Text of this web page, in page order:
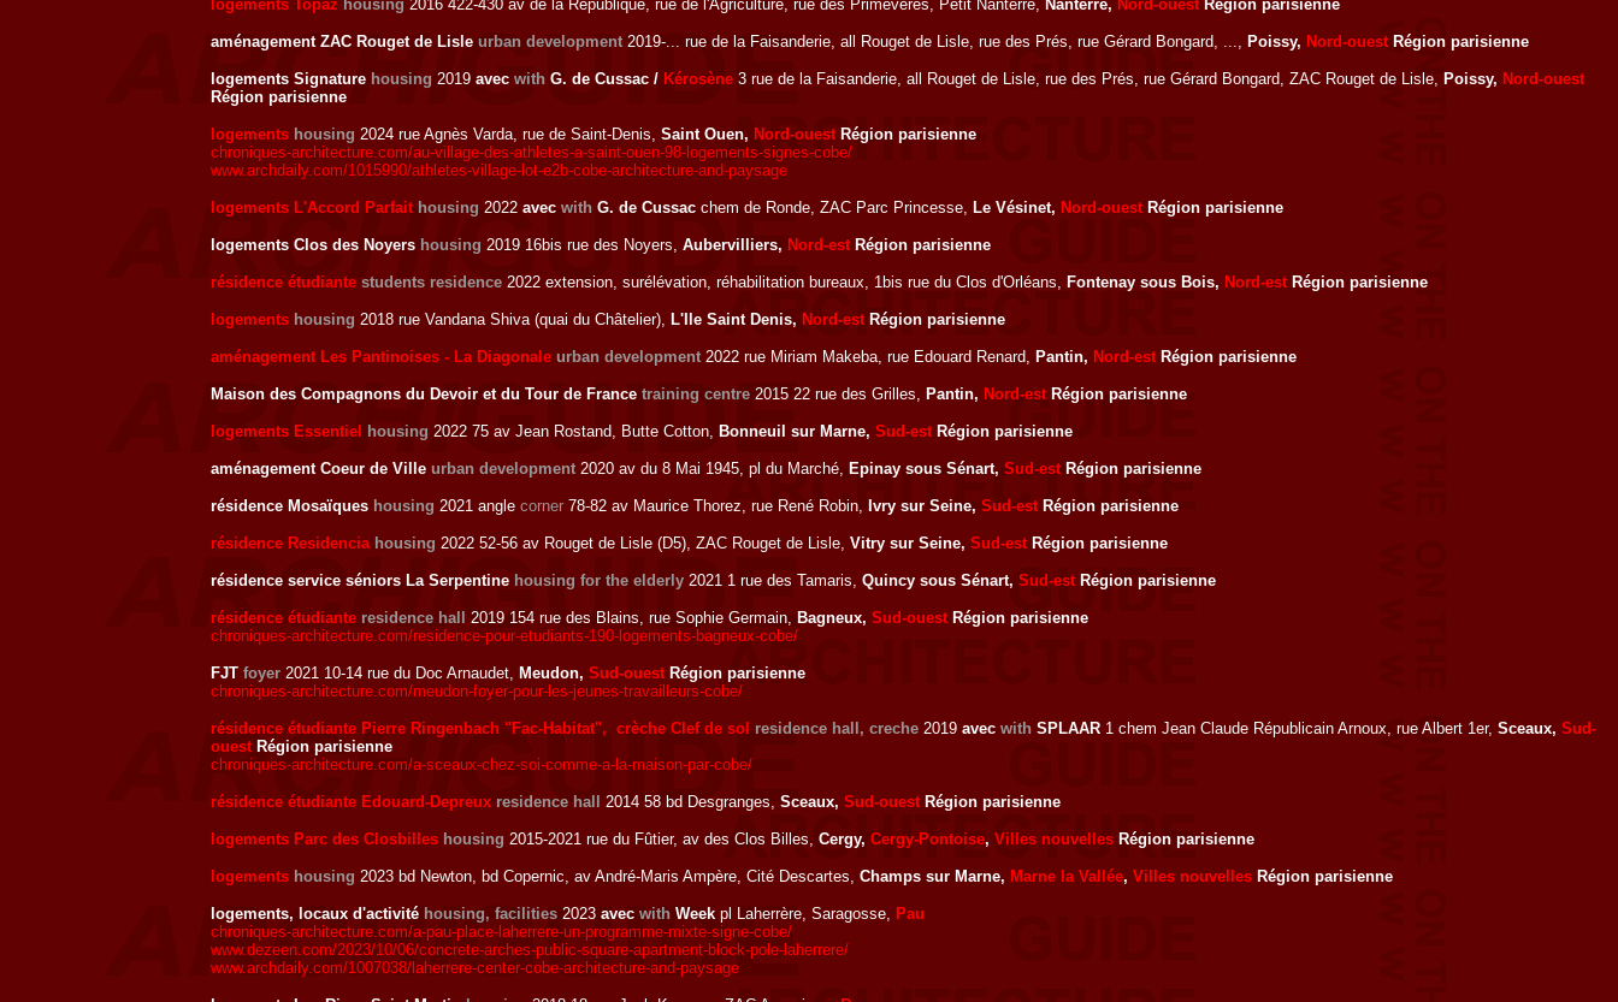
logements Topaz housing 2016 422-430 av de la République, rue de l'Agriculture, rue des Primevères, Petit Nanterre, Nanterre, Nord-ouest Région parisienne
aménagement ZAC Rouget de Lisle urban development 2019-... rue de la Faisanderie, all Rouget de Lisle, rue des Prés, rue Gérard Bongard, ..., Poissy, Nord-ouest Région parisienne
logements Signature housing 2019 avec with G. de Cussac / Kérosène 3 rue de la Faisanderie, all Rouget de Lisle, rue des Prés, rue Gérard Bongard, ZAC Rouget de Lisle, Poissy, Nord-ouest
Région parisienne
logements housing 2024 rue Agnès Varda, rue de Saint-Denis, Saint Ouen, Nord-ouest Région parisienne
chroniques-architecture.com/au-village-des-athletes-a-saint-ouen-98-logements-signes-cobe/
www.archdaily.com/1015990/athletes-village-lot-e2b-cobe-architecture-and-paysage
logements L'Accord Parfait housing 2022 avec with G. de Cussac chem de Ronde, ZAC Parc Princesse, Le Vésinet, Nord-ouest Région parisienne
logements Clos des Noyers housing 2019 16bis rue des Noyers, Aubervilliers, Nord-est Région parisienne
résidence étudiante students residence 2022 extension, surélévation, réhabilitation bureaux, 1bis rue du Clos d'Orléans, Fontenay sous Bois, Nord-est Région parisienne
logements housing 2018 rue Vandana Shiva (quai du Châtelier), L'Ile Saint Denis, Nord-est Région parisienne
aménagement Les Pantinoises - La Diagonale urban development 2022 rue Miriam Makeba, rue Edouard Renard, Pantin, Nord-est Région parisienne
Maison des Compagnons du Devoir et du Tour de France training centre 2015 22 rue des Grilles, Pantin, Nord-est Région parisienne
logements Essentiel housing 2022 75 av Jean Rostand, Butte Cotton, Bonneuil sur Marne, Sud-est Région parisienne
aménagement Coeur de Ville urban development 2020 av du 8 Mai 1945, pl du Marché, Epinay sous Sénart, Sud-estRégion parisienne
résidence Mosaïques housing 2021 angle corner 78-82 av Maurice Thorez, rue René Robin, Ivry sur Seine, Sud-est Région parisienne
résidence Residencia housing 2022 52-56 av Rouget de Lisle (D5), ZAC Rouget de Lisle, Vitry sur Seine, Sud-est Région parisienne
résidence service séniors La Serpentine housing for the elderly 2021 1 rue des Tamaris, Quincy sous Sénart, Sud-est Région parisienne
résidence étudiante residence hall 2019 154 rue des Blains, rue Sophie Germain, Bagneux, Sud-ouest Région parisienne
chroniques-architecture.com/residence-pour-etudiants-190-logements-bagneux-cobe/
FJT foyer 2021 10-14 rue du Doc Arnaudet, Meudon, Sud-ouest Région parisienne
chroniques-architecture.com/meudon-foyer-pour-les-jeunes-travailleurs-cobe/
résidence étudiante Pierre Ringenbach "Fac-Habitat", crèche Clef de sol residence hall, creche 2019 avec with SPLAAR 1 chem Jean Claude Républicain Arnoux, rue Albert 1er, Sceaux, Sud-
ouest Région parisienne
chroniques-architecture.com/a-sceaux-chez-soi-comme-a-la-maison-par-cobe/
résidence étudiante Edouard-Depreux residence hall 2014 58 bd Desgranges, Sceaux, Sud-ouest Région parisienne
logements Parc des Closbilles housing 2015-2021 rue du Fûtier, av des Clos Billes, Cergy, Cergy-Pontoise, Villes nouvelles Région parisienne
logements housing 2023 bd Newton, bd Copernic, av André-Maris Ampère, Cité Descartes, Champs sur Marne, Marne la Vallée, Villes nouvelles Région parisienne
logements, locaux d'activité housing, facilities 2023 avec with Week pl Laherrère, Saragosse, Pau
chroniques-architecture.com/a-pau-place-laherrere-un-programme-mixte-signe-cobe/
www.dezeen.com/2023/10/06/concrete-arches-public-square-apartment-block-pole-laherrere/
www.archdaily.com/1007038/laherrere-center-cobe-architecture-and-paysage